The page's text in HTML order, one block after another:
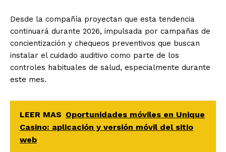
Desde la compañía proyectan que esta tendencia
continuará durante 2026, impulsada por campañas de
concientización y chequeos preventivos que buscan
instalar el cuidado auditivo como parte de los
controles habituales de salud, especialmente durante
este mes.
LEER MAS Oportunidades móviles en Unique
Casino: aplicación y versión móvil del sitio
web